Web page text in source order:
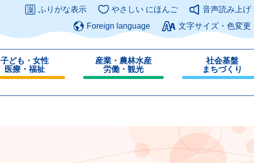
このページの本文へ
ふりがな表示 やさしい にほんご
音声読み上げ
Foreign language
文字サイズ・色変更
子ども・女性
医療・福祉
産業・農林水産
労働・観光
じ
社会基盤
まちづくり
じ